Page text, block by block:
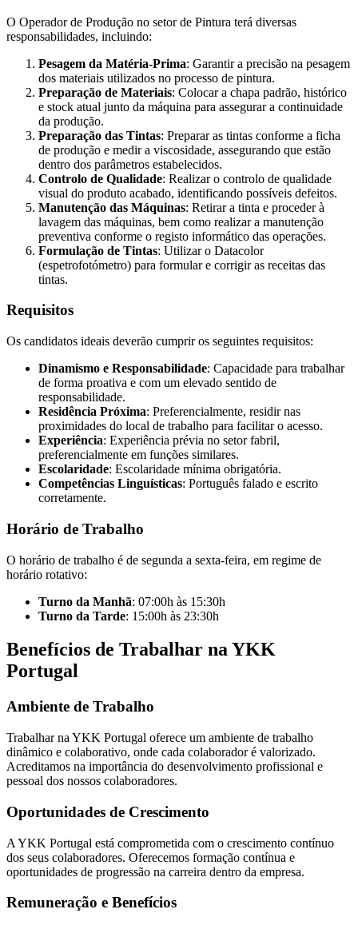
O Operador de Produção no setor de Pintura terá diversas
responsabilidades, incluindo:
Pesagem da Matéria-Prima: Garantir a precisão na pesagem
dos materiais utilizados no processo de pintura.
Preparação de Materiais: Colocar a chapa padrão, histórico
e stock atual junto da máquina para assegurar a continuidade
da produção.
Preparação das Tintas: Preparar as tintas conforme a ficha
de produção e medir a viscosidade, assegurando que estão
dentro dos parâmetros estabelecidos.
Controlo de Qualidade: Realizar o controlo de qualidade
visual do produto acabado, identificando possíveis defeitos.
Manutenção das Máquinas: Retirar a tinta e proceder à
lavagem das máquinas, bem como realizar a manutenção
preventiva conforme o registo informático das operações.
Formulação de Tintas: Utilizar o Datacolor
(espetrofotómetro) para formular e corrigir as receitas das
tintas.
Requisitos
Os candidatos ideais deverão cumprir os seguintes requisitos:
Dinamismo e Responsabilidade: Capacidade para trabalhar
de forma proativa e com um elevado sentido de
responsabilidade.
Residência Próxima: Preferencialmente, residir nas
proximidades do local de trabalho para facilitar o acesso.
Experiência: Experiência prévia no setor fabril,
preferencialmente em funções similares.
Escolaridade: Escolaridade mínima obrigatória.
Competências Linguísticas: Português falado e escrito
corretamente.
Horário de Trabalho
O horário de trabalho é de segunda a sexta-feira, em regime de
horário rotativo:
Turno da Manhã: 07:00h às 15:30h
Turno da Tarde: 15:00h às 23:30h
Benefícios de Trabalhar na YKK
Portugal
Ambiente de Trabalho
Trabalhar na YKK Portugal oferece um ambiente de trabalho
dinâmico e colaborativo, onde cada colaborador é valorizado.
Acreditamos na importância do desenvolvimento profissional e
pessoal dos nossos colaboradores.
Oportunidades de Crescimento
A YKK Portugal está comprometida com o crescimento contínuo
dos seus colaboradores. Oferecemos formação contínua e
oportunidades de progressão na carreira dentro da empresa.
Remuneração e Benefícios